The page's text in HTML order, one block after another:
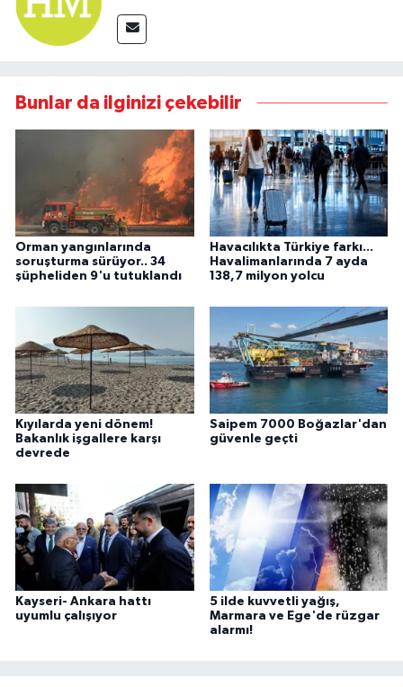
Bunlar da ilginizi çekebilir
Orman yangınlarında
soruşturma sürüyor.. 34
şüpheliden 9'u tutuklandı
Havacılıkta Türkiye farkı...
Havalimanlarında 7 ayda
138,7 milyon yolcu
Kıyılarda yeni dönem!
Bakanlık işgallere karşı
devrede
Saipem 7000 Boğazlar'dan
güvenle geçti
Kayseri- Ankara hattı
uyumlu çalışıyor
5 ilde kuvvetli yağış,
Marmara ve Ege'de rüzgar
alarmı!